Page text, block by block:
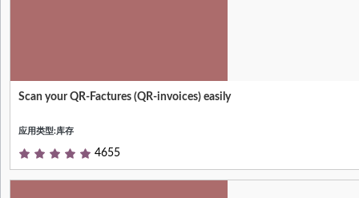
Null
Scan your QR-Factures (QR-invoices) easily
应用类型:库存
4655